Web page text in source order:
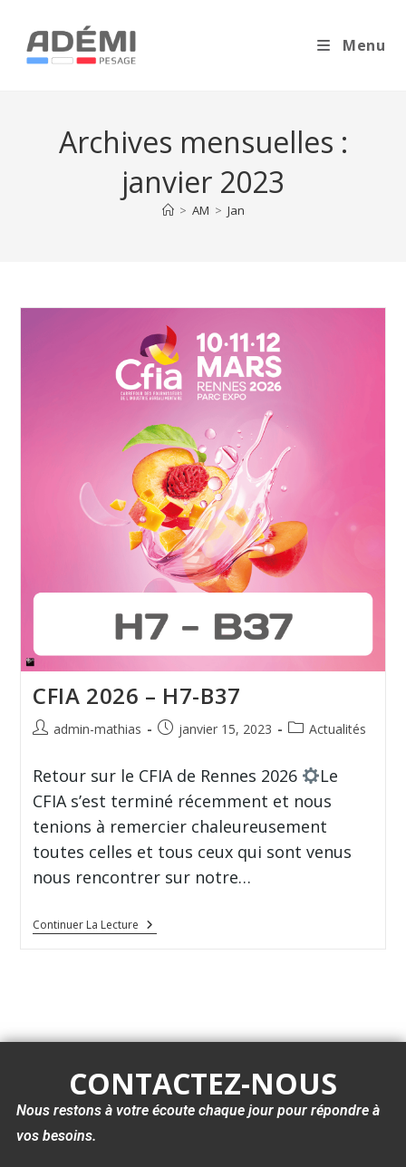
Menu
Archives mensuelles :
janvier 2023
> AM > Jan
CFIA 2026 – H7-B37
admin-mathias janvier 15, 2023 Actualités
Retour sur le CFIA de Rennes 2026
Le
CFIA s’est terminé récemment et nous
tenions à remercier chaleureusement
toutes celles et tous ceux qui sont venus
nous rencontrer sur notre…
Continuer La Lecture
CONTACTEZ-NOUS
Nous restons à votre écoute chaque jour pour répondre à
vos besoins.